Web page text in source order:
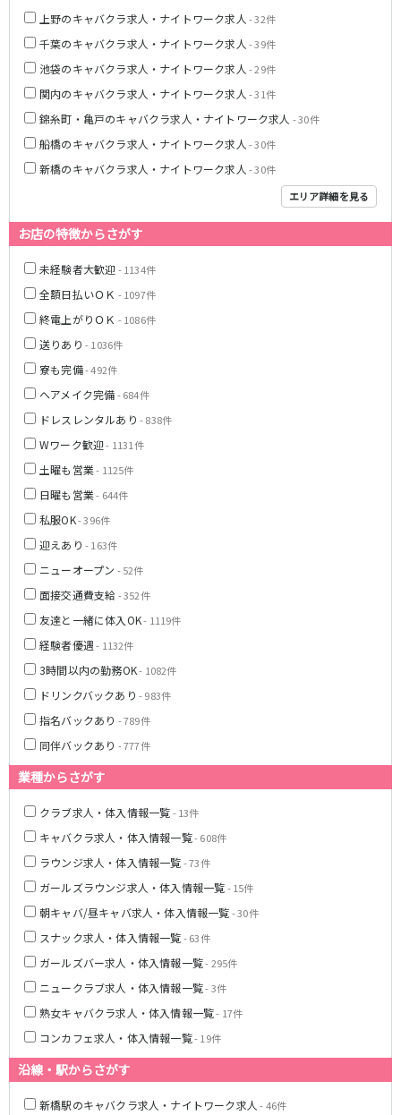
上野のキャバクラ求人・ナイトワーク求人 - 32件
千葉のキャバクラ求人・ナイトワーク求人 - 39件
池袋のキャバクラ求人・ナイトワーク求人 - 29件
関内のキャバクラ求人・ナイトワーク求人 - 31件
錦糸町・亀戸のキャバクラ求人・ナイトワーク求人 - 30件
船橋のキャバクラ求人・ナイトワーク求人 - 30件
新橋のキャバクラ求人・ナイトワーク求人 - 30件
エリア詳細を見る
お店の特徴からさがす
未経験者大歓迎- 1134件
全額日払いＯＫ - 1097件
終電上がりＯＫ - 1086件
送りあり - 1036件
寮も完備- 492件
ヘアメイク完備- 684件
ドレスレンタルあり - 838件
Wワーク歓迎- 1131件
土曜も営業- 1125件
日曜も営業- 644件
私服OK- 396件
迎えあり - 163件
ニューオープン - 52件
面接交通費支給- 352件
友達と一緒に体入OK- 1119件
経験者優遇- 1132件
3時間以内の勤務OK- 1082件
ドリンクバックあり - 983件
指名バックあり - 789件
同伴バックあり - 777件
業種からさがす
クラブ求人・体入情報一覧- 13件
キャバクラ求人・体入情報一覧- 608件
ラウンジ求人・体入情報一覧- 73件
ガールズラウンジ求人・体入情報一覧- 15件
朝キャバ/昼キャバ求人・体入情報一覧- 30件
スナック求人・体入情報一覧- 63件
ガールズバー求人・体入情報一覧- 295件
ニュークラブ求人・体入情報一覧- 3件
熟女キャバクラ求人・体入情報一覧- 17件
コンカフェ求人・体入情報一覧- 19件
沿線・駅からさがす
新橋駅のキャバクラ求人・ナイトワーク求人 - 46件
川越
所沢
熊谷
川口
浦和・北浦和
久喜
春日部
南浦和
蕨
上尾
飯能・狭山
深谷
坂戸・東松山
千葉
成田・四街道・香取
八千代台・勝田台
栃木県
宇都宮
茨城県
土浦
つくば
茨城県南
神栖・鹿嶋
北茨城
高崎
館林
該当求人 0 件
四ツ谷駅
JR山手線
新橋駅
池袋駅
五反田駅
恵比寿駅
渋谷駅
御徒町駅
駒込駅
大塚駅
高田馬場駅
巣鴨駅
西日暮里駅
目黒駅
目白駅
東京メトロ丸ノ内線
池袋駅
新高円寺駅
淡路町駅
四谷三丁目駅
JR京浜東北線
新橋駅
上野駅
川崎駅
横浜駅
秋葉原駅
浦和駅
川口駅
品川駅
大森駅
東十条駅
鶴見駅
王子駅
西日暮里駅
さいたま新都心駅
都営浅草線
新橋駅
五反田駅
浅草駅
浅草橋駅
東京メトロ銀座線
新橋駅
銀座駅
上野駅
上野広小路駅
神田駅
渋谷駅
赤坂見附駅
浅草駅